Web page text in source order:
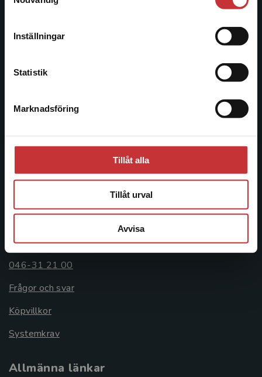
Inställningar
Statistik
Marknadsföring
Tillåt alla
Tillåt urval
Avvisa
att kunna slutföra ett köp måste
Kontakta oss
046-31 20 00
Box 141
Åkergränden 1
226 60 Lund
Kundservice
Kontakta kundservice
046-31 21 00
Frågor och svar
Köpvillkor
Systemkrav
Allmänna länkar